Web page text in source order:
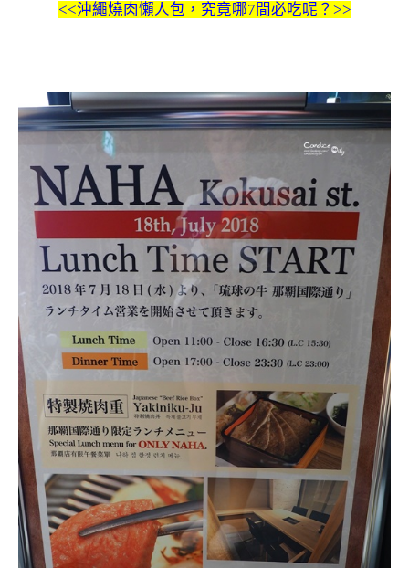
<<沖繩燒肉懶人包，究竟哪7間必吃呢？>>